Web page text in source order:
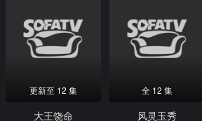
更新至 12 集
大王饶命
全 12 集
风灵玉秀